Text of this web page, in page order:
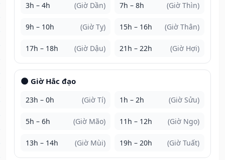
3h – 4h (Giờ Dần) 7h – 8h (Giờ Thìn)
9h – 10h (Giờ Tỵ) 15h – 16h (Giờ Thân)
17h – 18h (Giờ Dậu) 21h – 22h (Giờ Hợi)
🌑 Giờ Hắc đạo
23h – 0h (Giờ Tí) 1h – 2h (Giờ Sửu)
5h – 6h (Giờ Mão) 11h – 12h (Giờ Ngọ)
13h – 14h (Giờ Mùi) 19h – 20h (Giờ Tuất)